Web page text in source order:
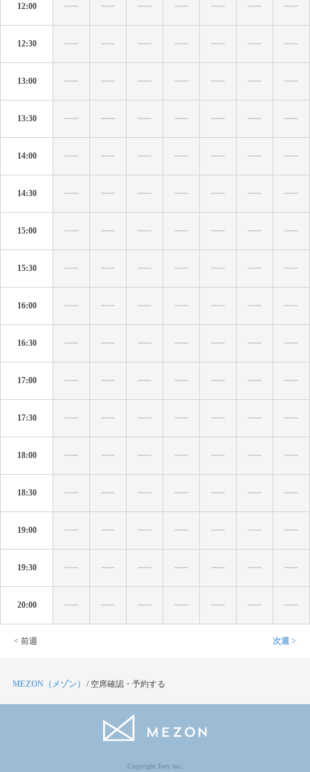
12:00
12:30
13:00
13:30
14:00
14:30
15:00
15:30
16:00
16:30
17:00
17:30
18:00
18:30
19:00
19:30
20:00
< 前週 次週 >
MEZON（メゾン） / 空席確認・予約する
Copyright Jocy inc.